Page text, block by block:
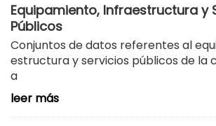
Equipamiento, Infraestructura y
Públicos
Conjuntos de datos referentes al
estructura y servicios públicos de la
a
leer más